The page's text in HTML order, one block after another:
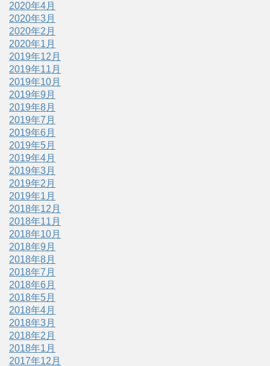
2020年4月
2020年3月
2020年2月
2020年1月
2019年12月
2019年11月
2019年10月
2019年9月
2019年8月
2019年7月
2019年6月
2019年5月
2019年4月
2019年3月
2019年2月
2019年1月
2018年12月
2018年11月
2018年10月
2018年9月
2018年8月
2018年7月
2018年6月
2018年5月
2018年4月
2018年3月
2018年2月
2018年1月
2017年12月